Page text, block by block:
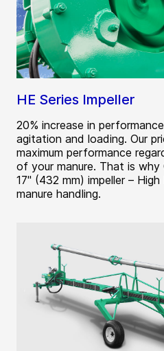
HE Series Impeller
20% increase in
agitation and loading. Our
maximum performance
of your manure. That is
17" (432 mm) impeller –
manure handling.